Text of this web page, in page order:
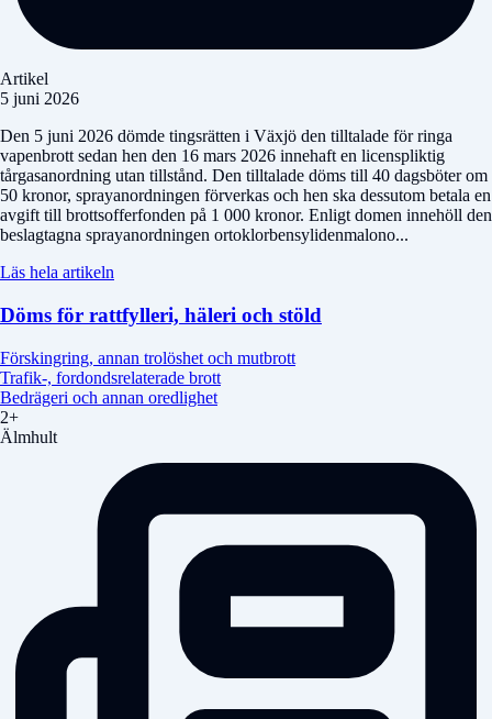
Artikel
5 juni 2026
Den 5 juni 2026 dömde tingsrätten i Växjö den tilltalade för ringa
vapenbrott sedan hen den 16 mars 2026 innehaft en licenspliktig
tårgasanordning utan tillstånd. Den tilltalade döms till 40 dagsböter om
50 kronor, sprayanordningen förverkas och hen ska dessutom betala en
avgift till brottsofferfonden på 1 000 kronor. Enligt domen innehöll den
beslagtagna sprayanordningen ortoklorbensylidenmalono...
Läs hela artikeln
Döms för rattfylleri, häleri och stöld
Förskingring, annan trolöshet och mutbrott
Trafik-, fordondsrelaterade brott
Bedrägeri och annan oredlighet
2+
Älmhult